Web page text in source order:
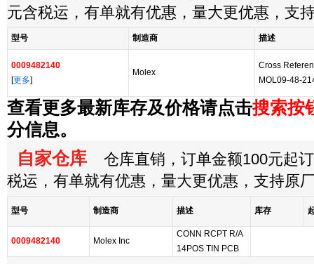
元含税运，有单就有优惠，量大更优惠，支
型号 制造商 描述
0009482140
[更多]
Molex
Cross
MOL09-48-
查看更多最新库存及价格请点击搜索按
分信息。
自家仓库 仓库直销，订单金额100元起
税运，有单就有优惠，量大更优惠，支持原
型号 制造商 描述 库存
0009482140 Molex Inc
CONN RCPT R/A
14POS TIN PCB